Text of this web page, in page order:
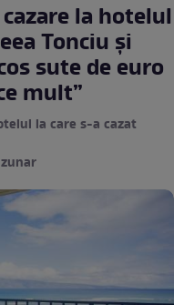
la hotelul
Tonciu și
sute de euro
mult”
la care s-a cazat